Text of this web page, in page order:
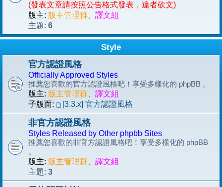
(發表文章請按照公告格式發表，違者砍文)
版主: 版主管理群
譯文組
主題: 6
Style
官方認證風格
Officially Approved Styles
推薦您喜歡的官方認證風格吧！享受多樣化的 phpBB 。
版主: 版主管理群
譯文組
子版面:
[3.3.x] 官方認證風格
非官方認證風格
Styles Released by Other phpbb Sites
推薦您喜歡的非官方認證風格吧！享受多樣化的 phpBB
。
版主: 版主管理群
譯文組
主題: 3